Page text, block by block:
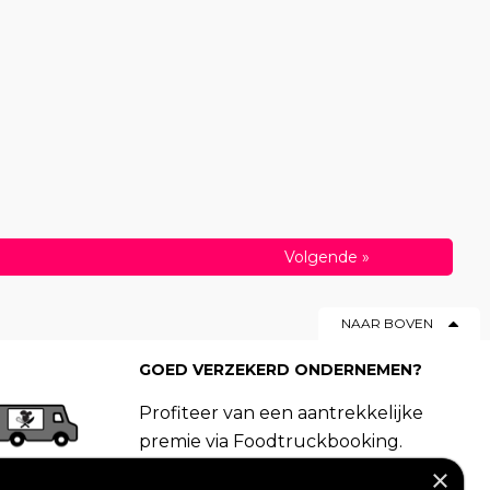
Volgende »
NAAR BOVEN
GOED VERZEKERD ONDERNEMEN?
Profiteer van een aantrekkelijke
premie via Foodtruckbooking.
×